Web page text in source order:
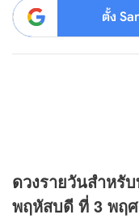
ตั้ง
ดวงรายวันสำหรั
พฤหัสบดี ที่ 3 พฤ